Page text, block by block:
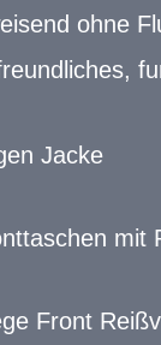
ohne
Jacke
mit
Front